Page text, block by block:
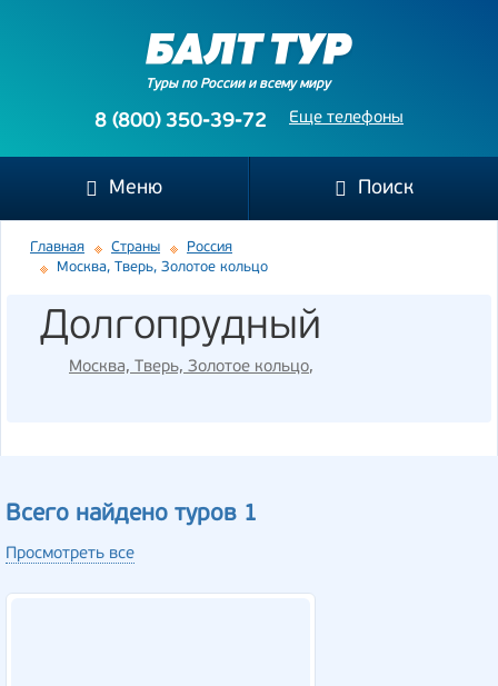
Туры по России и всему миру
Еще телефоны
8 (800) 350-39-72
Меню Поиск
Главная Страны
Россия
Москва, Тверь, Золотое кольцо
Долгопрудный
Москва, Тверь, Золотое кольцо,
Всего найдено туров 1
Просмотреть все